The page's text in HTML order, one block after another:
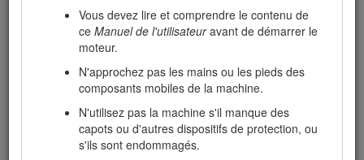
Vous devez lire et comprendre le contenu de
ce Manuel de l'utilisateuravant de démarrer le
moteur.
N'approchez pas les mains ou les pieds des
composants mobiles de la machine.
N'utilisez pas la machine s'il manque des
capots ou d'autres dispositifs de protection, ou
s'ils sont endommagés.
nécessaire de lire attentivement et de comprendre
parfaitement le contenu de ceManuel de l'utilisateur
Vous risquez de vous blesser si vous ne respectez pas
les instructions d'utilisation ou si vous ne suivez pas
une formation appropriée. Pour plus de renseignements
sécurité et les documents de formation, rendez-vous
sur www.Toro.com.